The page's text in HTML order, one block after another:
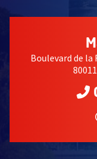
Boulevard de